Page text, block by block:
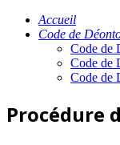
Accueil
Code de
Code de
Code de
Code de
Procédure